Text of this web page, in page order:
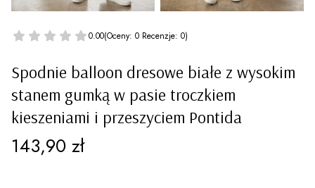
0.00(Oceny: 0 Recenzje: 0)
Spodnie balloon dresowe białe z wysokim
stanem gumką w pasie troczkiem
kieszeniami i przeszyciem Pontida
Cena
143,90 zł